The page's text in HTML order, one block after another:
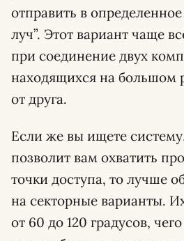
отправить в
луч”. Этот вариант чаще
при соединение двух
находящихся на большом
от друга.
Если же вы ищете
позволит вам охватить
точки доступа, то лучше
на секторные варианты.
от 60 до 120 градусов,